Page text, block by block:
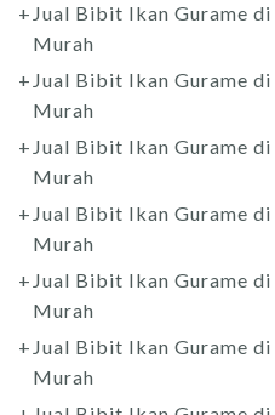
Jual Bibit Ikan Gurame
Murah
Jual Bibit Ikan Gurame
Murah
Jual Bibit Ikan Gurame
Murah
Jual Bibit Ikan Gurame
Murah
Jual Bibit Ikan Gurame
Murah
Jual Bibit Ikan Gurame
Murah